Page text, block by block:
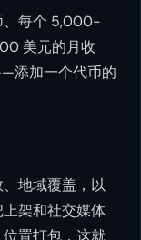
、每个 5,000-
美元的月收
添加一个代币的
地域覆盖，以
架和社交媒体
置打包，这就